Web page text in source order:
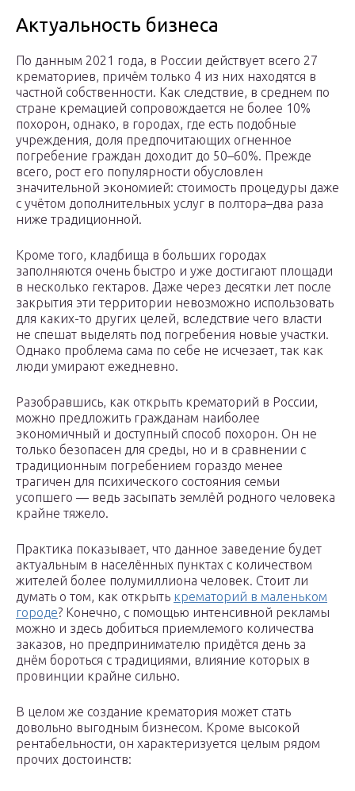
Актуальность бизнеса
По данным 2021 года, в России действует всего 27
крематориев, причём только 4 из них находятся в
частной собственности. Как следствие, в среднем по
стране кремацией сопровождается не более 10%
похорон, однако, в городах, где есть подобные
учреждения, доля предпочитающих огненное
погребение граждан доходит до 50–60%. Прежде
всего, рост его популярности обусловлен
значительной экономией: стоимость процедуры даже
с учётом дополнительных услуг в полтора–два раза
ниже традиционной.
Кроме того, кладбища в больших городах
заполняются очень быстро и уже достигают площади
в несколько гектаров. Даже через десятки лет после
закрытия эти территории невозможно использовать
для каких-то других целей, вследствие чего власти
не спешат выделять под погребения новые участки.
Однако проблема сама по себе не исчезает, так как
люди умирают ежедневно.
Разобравшись, как открыть крематорий в России,
можно предложить гражданам наиболее
экономичный и доступный способ похорон. Он не
только безопасен для среды, но и в сравнении с
традиционным погребением гораздо менее
трагичен для психического состояния семьи
усопшего — ведь засыпать землёй родного человека
крайне тяжело.
Практика показывает, что данное заведение будет
актуальным в населённых пунктах с количеством
жителей более полумиллиона человек. Стоит ли
думать о том, как открыть крематорий в маленьком
городе? Конечно, с помощью интенсивной рекламы
можно и здесь добиться приемлемого количества
заказов, но предпринимателю придётся день за
днём бороться с традициями, влияние которых в
провинции крайне сильно.
В целом же создание крематория может стать
довольно выгодным бизнесом. Кроме высокой
рентабельности, он характеризуется целым рядом
прочих достоинств: